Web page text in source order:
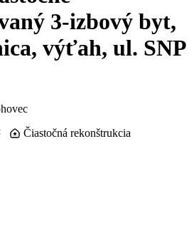
3-izbový byt,
výťah, ul. SNP
Čiastočná rekonštrukcia